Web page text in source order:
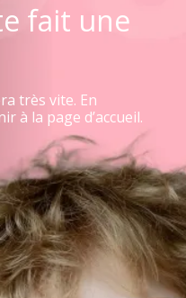
fait une
très vite. En
à la page d’accueil.